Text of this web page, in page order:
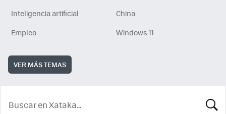
Inteligencia artificial
China
Empleo
Windows 11
VER MÁS TEMAS